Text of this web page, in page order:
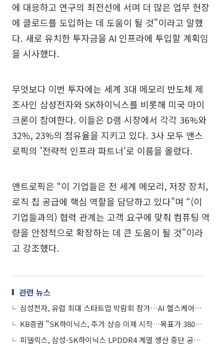
에 대응하고 연구의 최전선에 서며 더 많은 업무 현장
에 클로드를 도입하는 데 도움이 될 것"이라고 말했
다. 새로 유치한 투자금을 AI 인프라에 투입할 계획임
을 시사했다.
무엇보다 이번 투자에는 세계 3대 메모리 반도체 제
조사인 삼성전자와 SK하이닉스를 비롯해 미국 마이
크론이 참여한다. 이들은 D램 시장에서 각각 36%와
32%, 23%의 점유율을 지키고 있다. 3사 모두 앤스
로픽의 '전략적 인프라 파트너'로 이름을 올렸다.
앤트로픽은 “이 기업들은 전 세계 메모리, 저장 장치,
로직 칩 공급에 핵심 역할을 담당하고 있다”며 “(이
기업들과의) 협력 관계는 고객 요구에 맞춰 컴퓨팅 역
량을 안정적으로 확장하는 데 큰 도움이 될 것”이라
고 강조했다.
관련 뉴스
삼성전자, 유럽 최대 스타트업 박람회 참가…AI 헬스케어 청사진 공개
KB증권 "SK하이닉스, 주가 상승 이제 시작…목표가 380만원"
피델릭스, 삼성-SK하이닉스 LPDDR4 계열 생산 중단 공백 정조준…“LP4 직접 만든다”